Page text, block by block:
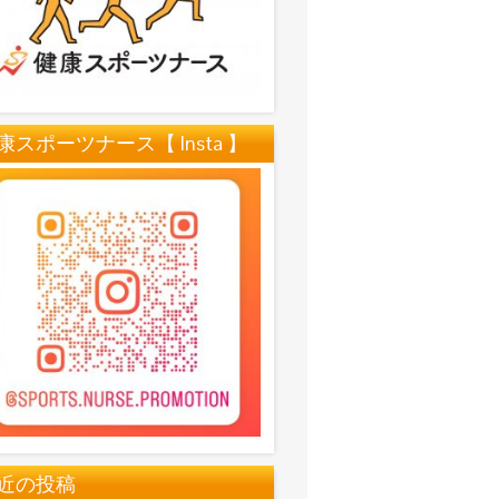
スポーツナース【 Insta 】
の投稿